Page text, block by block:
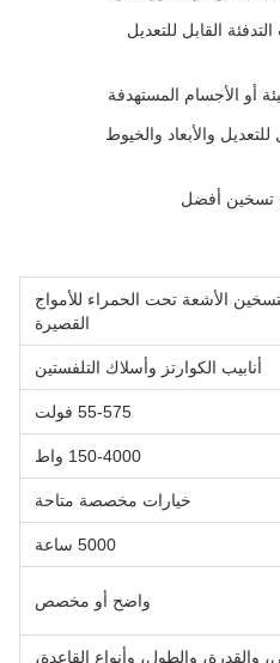
القابل للتعديل
أو الأجسام المستهدفة
والأبعاد والخيوط
تسخين أفضل
الأشعة تحت الحمراء للأمواج
القصيرة
أنابيب الكوارتز وأسلاك التلفستين
55-575 فولت
150-4000 واط
خيارات مخصصة متاحة
5000 ساعة
واضح أو مخصص
والطول، وأنواع القاعدة،